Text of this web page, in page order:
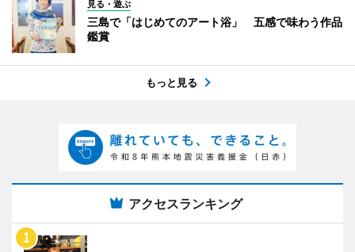
見る・遊ぶ
三島で「はじめてのアート浴」 五感で味わう作品
鑑賞
もっと見る
アクセスランキング